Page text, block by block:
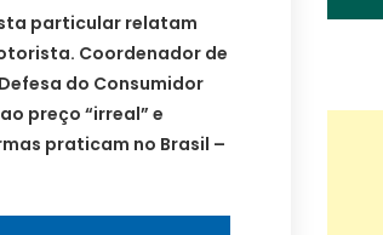
particular relatam
Coordenador de
do Consumidor
preço “irreal” e
praticam no Brasil –